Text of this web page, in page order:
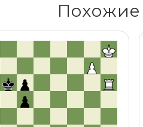
Похожие